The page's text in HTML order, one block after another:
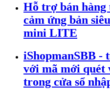
Hỗ trợ bán hàng
cảm ứng bản
mini LITE
iShopmanSBB -
với mã mới quét
trong cửa sổ